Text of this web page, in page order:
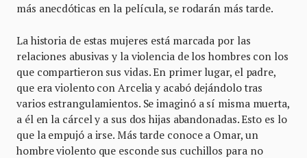
más anecdóticas en la película, se rodarán más tarde.
La historia de estas mujeres está marcada por las
relaciones abusivas y la violencia de los hombres con los
que compartieron sus vidas. En primer lugar, el padre,
que era violento con Arcelia y acabó dejándolo tras
varios estrangulamientos. Se imaginó a sí misma muerta,
a él en la cárcel y a sus dos hijas abandonadas. Esto es lo
que la empujó a irse. Más tarde conoce a Omar, un
hombre violento que esconde sus cuchillos para no